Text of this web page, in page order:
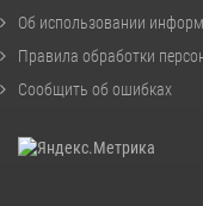
Об использовании
Правила обработки
Сообщить об ошибках